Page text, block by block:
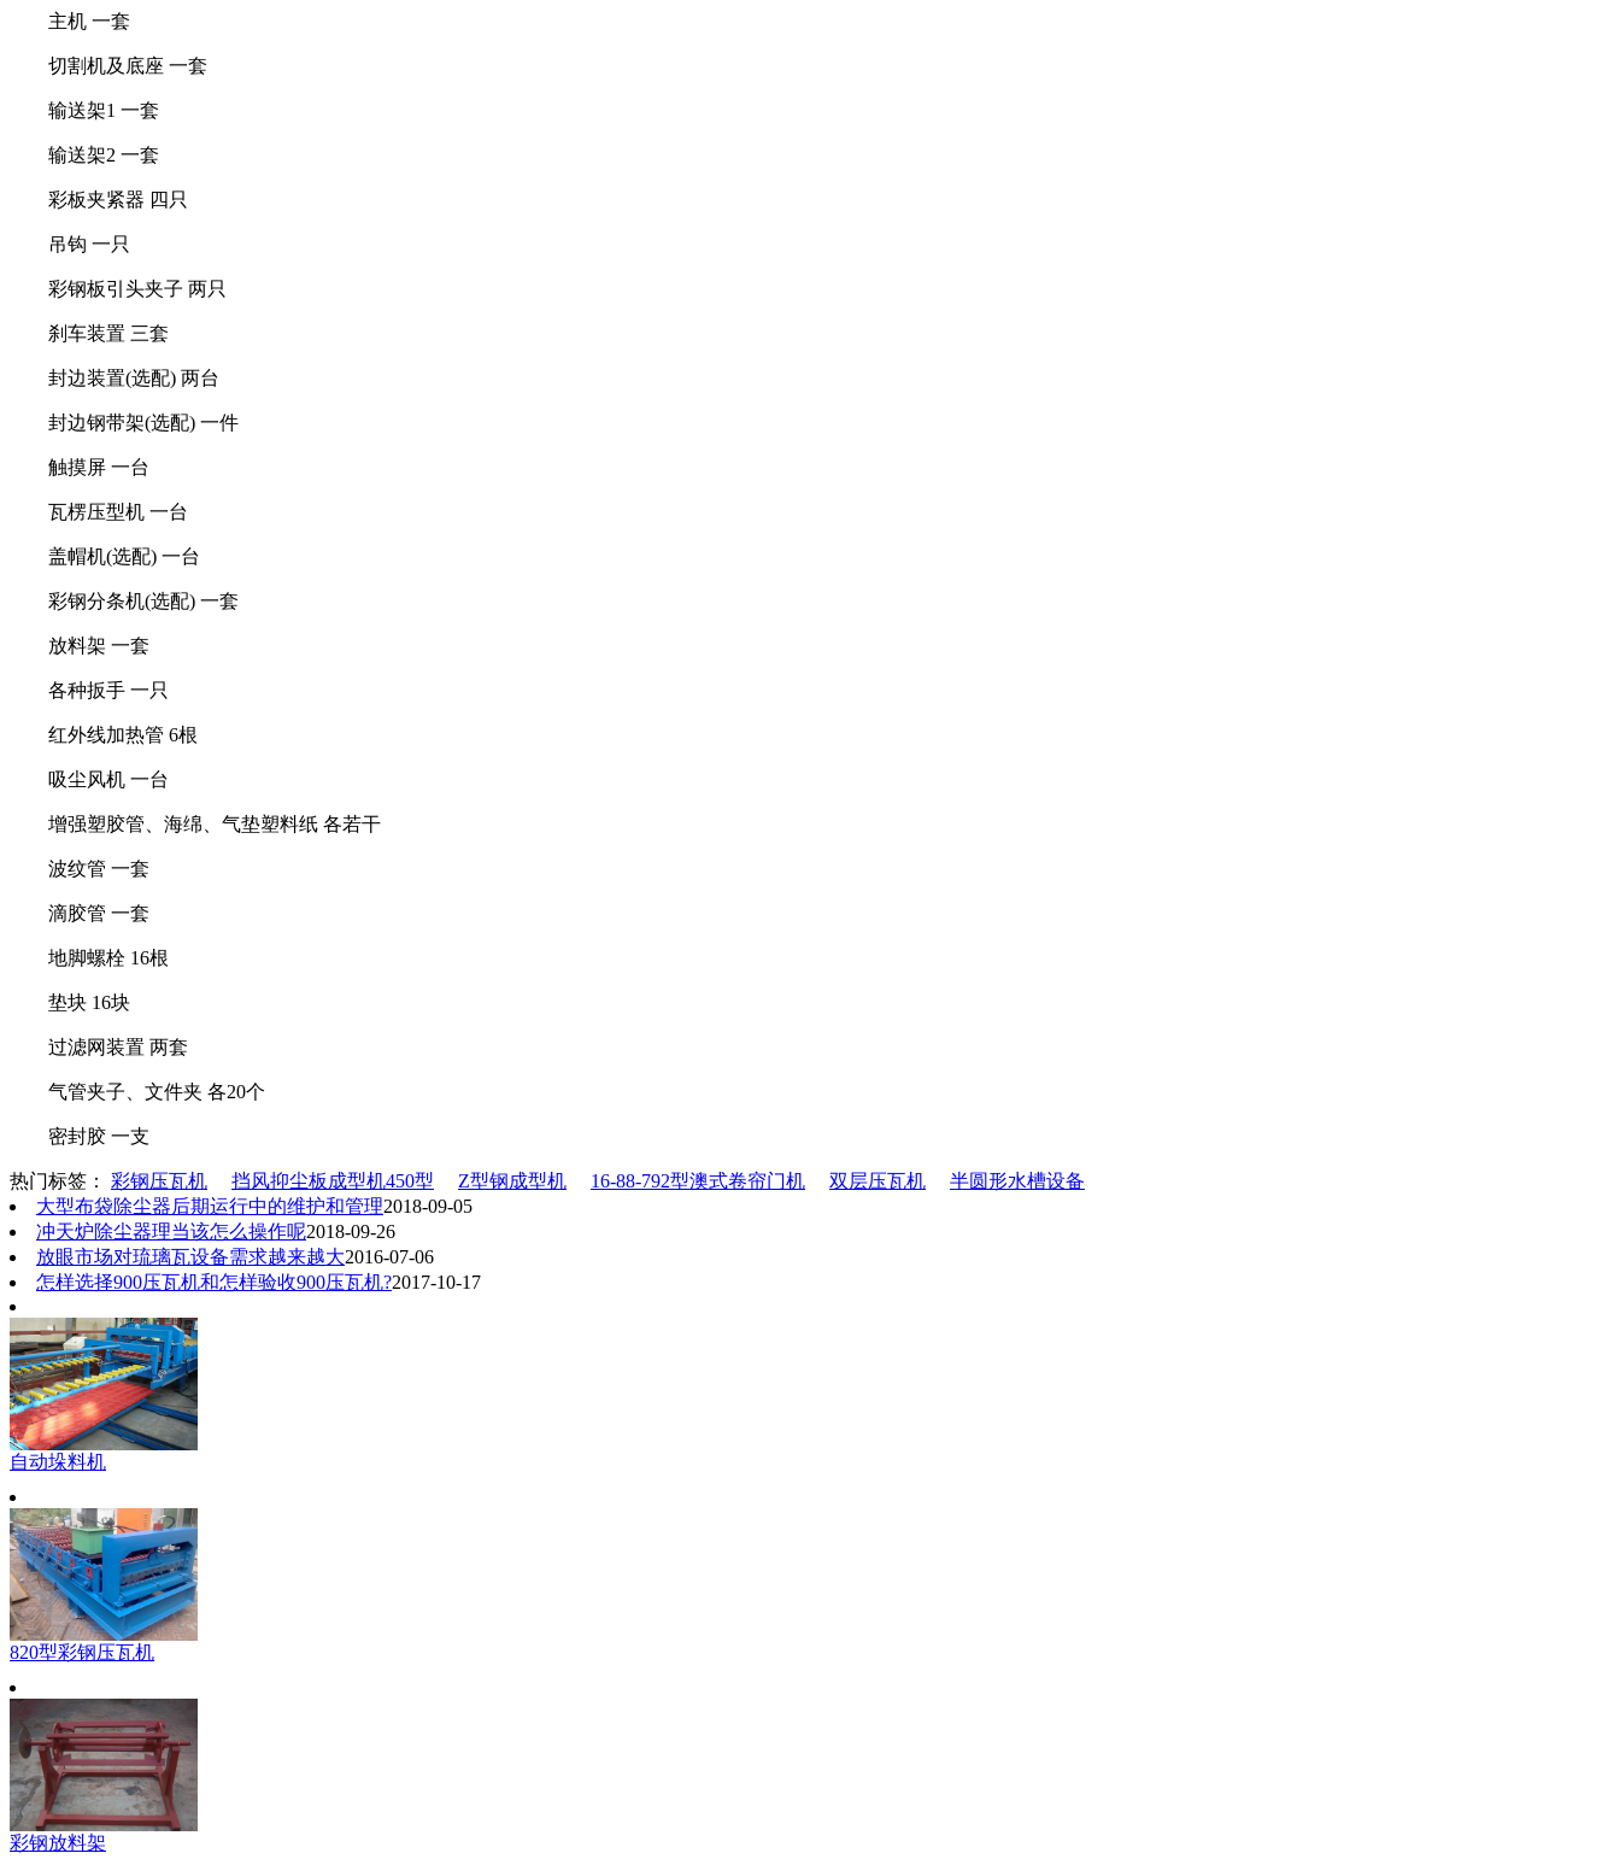
主机 一套
切割机及底座 一套
输送架1 一套
输送架2 一套
彩板夹紧器 四只
吊钩 一只
彩钢板引头夹子 两只
刹车装置 三套
封边装置(选配) 两台
封边钢带架(选配) 一件
触摸屏 一台
瓦楞压型机 一台
盖帽机(选配) 一台
彩钢分条机(选配) 一套
放料架 一套
各种扳手 一只
红外线加热管 6根
吸尘风机 一台
增强塑胶管、海绵、气垫塑料纸 各若干
波纹管 一套
滴胶管 一套
地脚螺栓 16根
垫块 16块
过滤网装置 两套
气管夹子、文件夹 各20个
密封胶 一支
热门标签： 彩钢压瓦机 挡风抑尘板成型机450型 Z型钢成型机 16-88-792型澳式卷帘门机 双层压瓦机
半圆形水槽设备
大型布袋除尘器后期运行中的维护和管理2018-09-05
冲天炉除尘器理当该怎么操作呢2018-09-26
放眼市场对琉璃瓦设备需求越来越大2016-07-06
怎样选择900压瓦机和怎样验收900压瓦机?2017-10-17
自动垛料机
820型彩钢压瓦机
彩钢放料架